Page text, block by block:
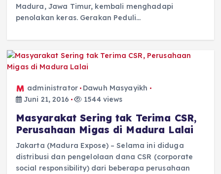
Madura, Jawa Timur, kembali menghadapi
penolakan keras. Gerakan Peduli…
administrator
Dawuh Masyayikh
Juni 21, 2016
1544 views
Masyarakat Sering tak Terima CSR,
Perusahaan Migas di Madura Lalai
Jakarta (Madura Expose) – Selama ini diduga
distribusi dan pengelolaan dana CSR (corporate
social responsibility) dari beberapa perusahaan